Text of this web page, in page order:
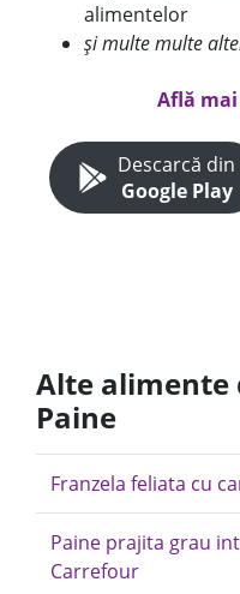
alimentelor
și multe multe
Află
Descarcă din
Google Play
Alte alimente
Paine
Franzela feliata cu
Paine prajita grau
Carrefour